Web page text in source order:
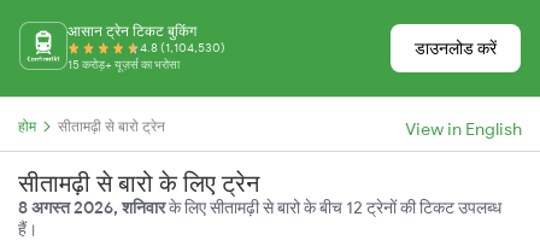
आसान ट्रेन टिकट बुकिंग
4.8 (1,104,530)
15 करोड़+ यूज़र्स का भरोसा
डाउनलोड करें
होम सीतामढ़ी से बारो ट्रेन View in English
सीतामढ़ी से बारो के लिए ट्रेन
8 अगस्त 2026, शनिवारके लिए सीतामढ़ी से बारो के बीच 12 ट्रेनों की टिकट उपलब्ध
हैं।